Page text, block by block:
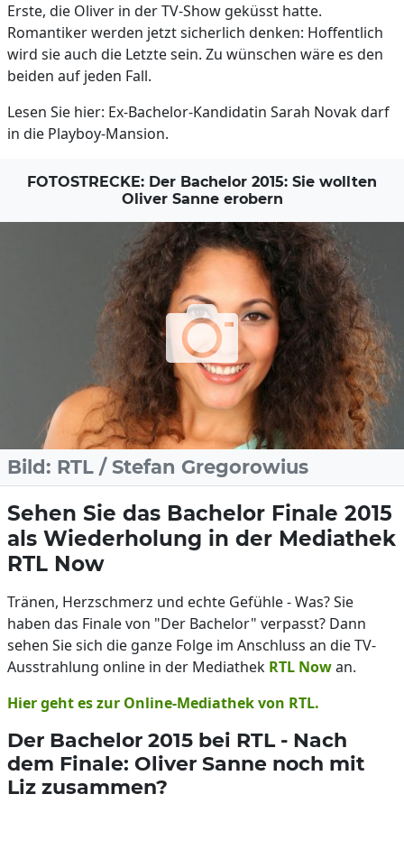
Erste, die Oliver in der TV-Show geküsst hatte.
Romantiker werden jetzt sicherlich denken: Hoffentlich
wird sie auch die Letzte sein. Zu wünschen wäre es den
beiden auf jeden Fall.
Lesen Sie hier: Ex-Bachelor-Kandidatin Sarah Novak darf
in die Playboy-Mansion.
FOTOSTRECKE: Der Bachelor 2015: Sie wollten
Oliver Sanne erobern
Bild: RTL / Stefan Gregorowius
Sehen Sie das Bachelor Finale 2015
als Wiederholung in der Mediathek
RTL Now
Tränen, Herzschmerz und echte Gefühle - Was? Sie
haben das Finale von "Der Bachelor" verpasst? Dann
sehen Sie sich die ganze Folge im Anschluss an die TV-
Ausstrahlung online in der Mediathek RTL Nowan.
Hier geht es zur Online-Mediathek von RTL.
Der Bachelor 2015 bei RTL - Nach
dem Finale: Oliver Sanne noch mit
Liz zusammen?